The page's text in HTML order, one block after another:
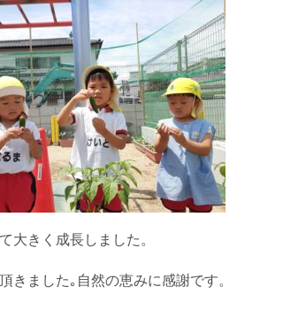
大きく成長しました。
きました｡自然の恵みに感謝です。